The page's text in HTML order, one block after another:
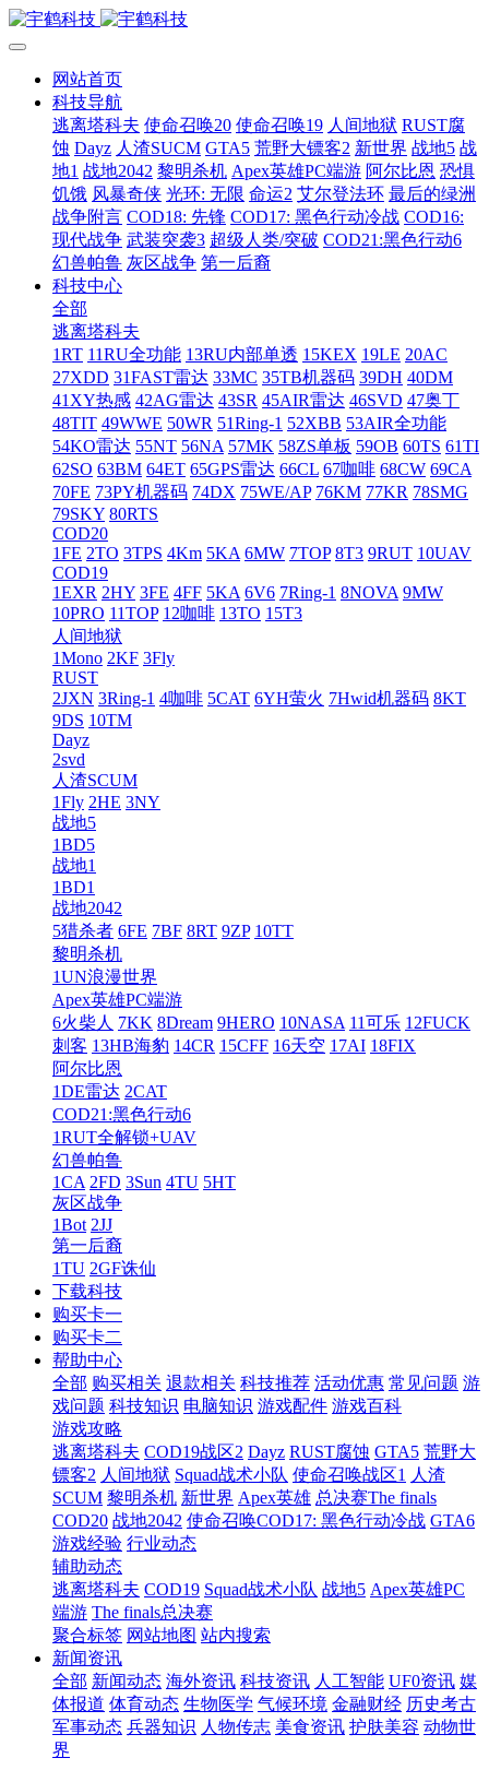
网站首页
科技导航
逃离塔科夫 使命召唤20 使命召唤19 人间地狱 RUST腐
蚀 Dayz 人渣SUCM GTA5 荒野大镖客2 新世界 战地5 战
地1 战地2042 黎明杀机 Apex英雄PC端游 阿尔比恩 恐惧
饥饿 风暴奇侠 光环: 无限 命运2 艾尔登法环 最后的绿洲
战争附言 COD18: 先锋 COD17: 黑色行动冷战 COD16:
现代战争 武装突袭3 超级人类/突破 COD21:黑色行动6
幻兽帕鲁 灰区战争 第一后裔
科技中心
全部
逃离塔科夫
1RT 11RU全功能 13RU内部单透 15KEX 19LE 20AC
27XDD 31FAST雷达 33MC 35TB机器码 39DH 40DM
41XY热感 42AG雷达 43SR 45AIR雷达 46SVD 47奥丁
48TIT 49WWE 50WR 51Ring-1 52XBB 53AIR全功能
54KO雷达 55NT 56NA 57MK 58ZS单板 59OB 60TS 61TI
62SO 63BM 64ET 65GPS雷达 66CL 67咖啡 68CW 69CA
70FE 73PY机器码 74DX 75WE/AP 76KM 77KR 78SMG
79SKY 80RTS
COD20
1FE 2TO 3TPS 4Km 5KA 6MW 7TOP 8T3 9RUT 10UAV
COD19
1EXR 2HY 3FE 4FF 5KA 6V6 7Ring-1 8NOVA 9MW
10PRO 11TOP 12咖啡 13TO 15T3
人间地狱
1Mono 2KF 3Fly
RUST
2JXN 3Ring-1 4咖啡 5CAT 6YH萤火 7Hwid机器码 8KT
9DS 10TM
Dayz
2svd
人渣SCUM
1Fly 2HE 3NY
战地5
1BD5
战地1
1BD1
战地2042
5猎杀者 6FE 7BF 8RT 9ZP 10TT
黎明杀机
1UN浪漫世界
Apex英雄PC端游
6火柴人 7KK 8Dream 9HERO 10NASA 11可乐 12FUCK
刺客 13HB海豹 14CR 15CFF 16天空 17AI 18FIX
阿尔比恩
1DE雷达 2CAT
COD21:黑色行动6
1RUT全解锁+UAV
幻兽帕鲁
1CA 2FD 3Sun 4TU 5HT
灰区战争
1Bot 2JJ
第一后裔
1TU 2GF诛仙
下载科技
购买卡一
购买卡二
帮助中心
全部 购买相关 退款相关 科技推荐 活动优惠 常见问题 游
戏问题 科技知识 电脑知识 游戏配件 游戏百科
游戏攻略
逃离塔科夫 COD19战区2 Dayz RUST腐蚀 GTA5 荒野大
镖客2 人间地狱 Squad战术小队 使命召唤战区1 人渣
SCUM 黎明杀机 新世界 Apex英雄 总决赛The finals
COD20 战地2042 使命召唤COD17: 黑色行动冷战 GTA6
游戏经验 行业动态
辅助动态
逃离塔科夫 COD19 Squad战术小队 战地5 Apex英雄PC
端游 The finals总决赛
聚合标签 网站地图 站内搜索
新闻资讯
全部 新闻动态 海外资讯 科技资讯 人工智能 UF0资讯 媒
体报道 体育动态 生物医学 气候环境 金融财经 历史考古
军事动态 兵器知识 人物传志 美食资讯 护肤美容 动物世
界